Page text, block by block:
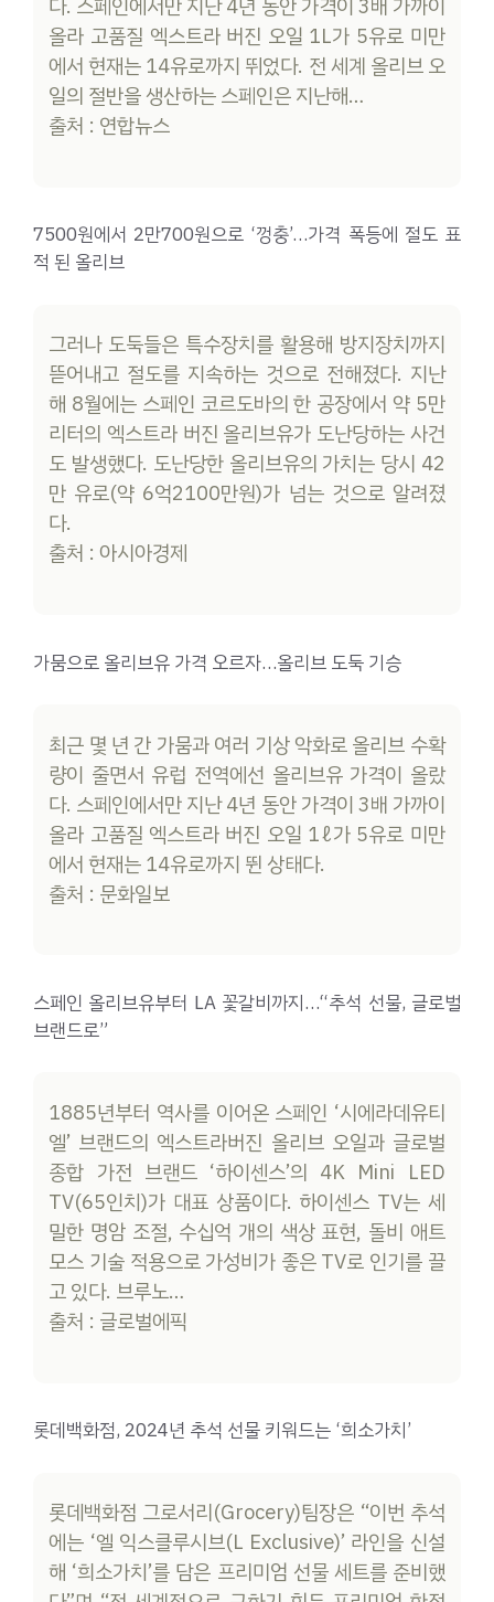
다. 스페인에서만 지난 4년 동안 가격이 3배 가까이
올라 고품질 엑스트라 버진 오일 1L가 5유로 미만
에서 현재는 14유로까지 뛰었다. 전 세계 올리브 오
일의 절반을 생산하는 스페인은 지난해…
출처 : 연합뉴스
7500원에서 2만700원으로 ‘껑충’…가격 폭등에 절도 표
적 된 올리브
그러나 도둑들은 특수장치를 활용해 방지장치까지
뜯어내고 절도를 지속하는 것으로 전해졌다. 지난
해 8월에는 스페인 코르도바의 한 공장에서 약 5만
리터의 엑스트라 버진 올리브유가 도난당하는 사건
도 발생했다. 도난당한 올리브유의 가치는 당시 42
만 유로(약 6억2100만원)가 넘는 것으로 알려졌
다.
출처 : 아시아경제
가뭄으로 올리브유 가격 오르자…올리브 도둑 기승
최근 몇 년 간 가뭄과 여러 기상 악화로 올리브 수확
량이 줄면서 유럽 전역에선 올리브유 가격이 올랐
다. 스페인에서만 지난 4년 동안 가격이 3배 가까이
올라 고품질 엑스트라 버진 오일 1ℓ가 5유로 미만
에서 현재는 14유로까지 뛴 상태다.
출처 : 문화일보
스페인 올리브유부터 LA 꽃갈비까지…“추석 선물, 글로벌
브랜드로”
1885년부터 역사를 이어온 스페인 ‘시에라데유티
엘’ 브랜드의 엑스트라버진 올리브 오일과 글로벌
종합 가전 브랜드 ‘하이센스’의 4K Mini LED
TV(65인치)가 대표 상품이다. 하이센스 TV는 세
밀한 명암 조절, 수십억 개의 색상 표현, 돌비 애트
모스 기술 적용으로 가성비가 좋은 TV로 인기를 끌
고 있다. 브루노…
출처 : 글로벌에픽
롯데백화점, 2024년 추석 선물 키워드는 ‘희소가치’
롯데백화점 그로서리(Grocery)팀장은 “이번 추석
에는 ‘엘 익스클루시브(L Exclusive)’ 라인을 신설
해 ‘희소가치’를 담은 프리미엄 선물 세트를 준비했